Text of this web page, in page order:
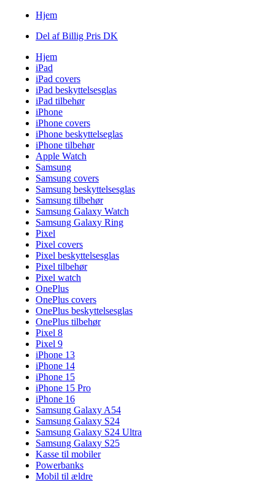
Hjem
Del af Billig Pris DK
Hjem
iPad
iPad covers
iPad beskyttelsesglas
iPad tilbehør
iPhone
iPhone covers
iPhone beskyttelseglas
iPhone tilbehør
Apple Watch
Samsung
Samsung covers
Samsung beskyttelsesglas
Samsung tilbehør
Samsung Galaxy Watch
Samsung Galaxy Ring
Pixel
Pixel covers
Pixel beskyttelsesglas
Pixel tilbehør
Pixel watch
OnePlus
OnePlus covers
OnePlus beskyttelsesglas
OnePlus tilbehør
Pixel 8
Pixel 9
iPhone 13
iPhone 14
iPhone 15
iPhone 15 Pro
iPhone 16
Samsung Galaxy A54
Samsung Galaxy S24
Samsung Galaxy S24 Ultra
Samsung Galaxy S25
Kasse til mobiler
Powerbanks
Mobil til ældre